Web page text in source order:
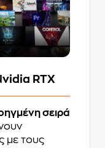
RTX
σειρά
με τους